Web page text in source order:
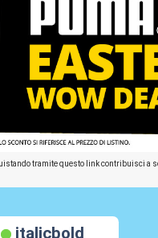
tramite questo link contribuisci a
italicbold